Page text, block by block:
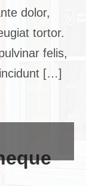
dolor,
tortor.
felis,
[…]